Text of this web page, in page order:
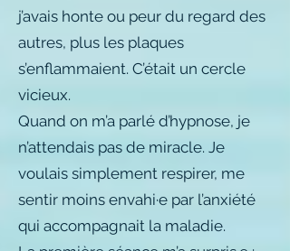
j’avais honte ou peur du regard des
autres, plus les plaques
s’enflammaient. C’était un cercle
vicieux.
Quand on m’a parlé d’hypnose, je
n’attendais pas de miracle. Je
voulais simplement respirer, me
sentir moins envahi·e par l’anxiété
qui accompagnait la maladie.